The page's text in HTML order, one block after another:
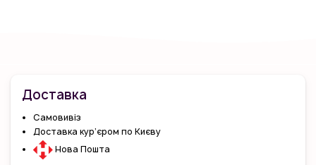
Доставка
Самовивіз
Доставка кур’єром по Києву
Нова Пошта